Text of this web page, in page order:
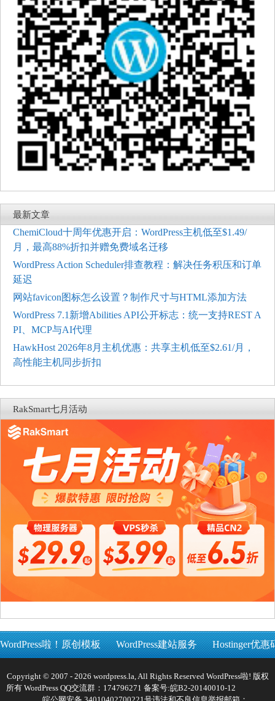
最新文章
ChemiCloud十周年优惠开启：WordPress主机低至$1.49/
月，最高88%折扣并赠免费域名迁移
WordPress Action Scheduler排查教程：解决任务积压和订单
延迟
网站favicon图标怎么设置？制作尺寸与HTML添加方法
WordPress 7.1新增Abilities API公开标志：统一支持REST A
PI、MCP与AI代理
HawkHost 2026年8月主机优惠：共享主机低至$2.61/月，
高性能主机同步折扣
RakSmart七月活动
WordPress啦！原创模板 WordPress建站服务 Hostinger优惠
Copyright © 2007 - 2026 wordpress.la, All Rights Reserved WordPress啦! 版权
所有 WordPress QQ交流群：174796271 备案号:皖B2-20140010-12